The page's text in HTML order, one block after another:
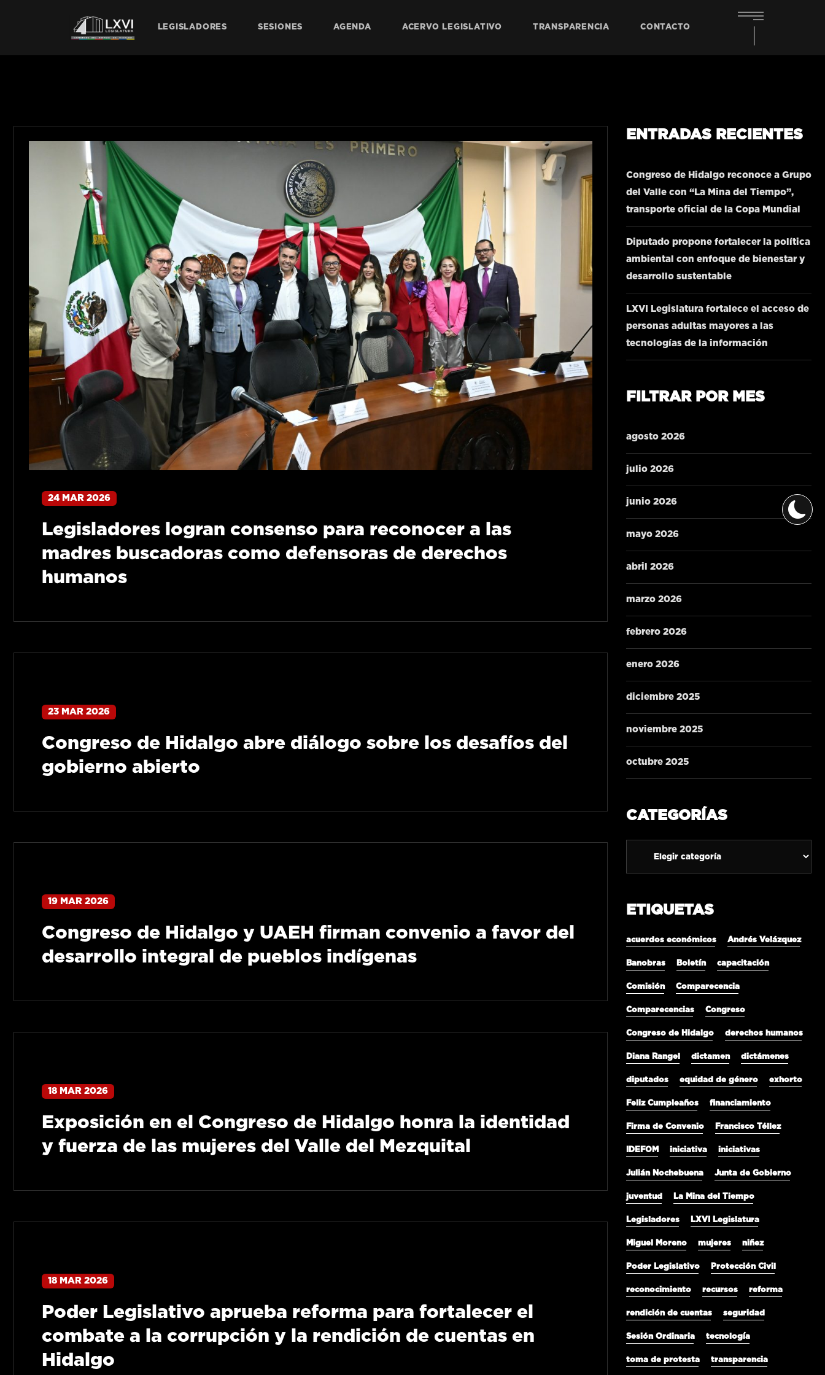
LEGISLADORES SESIONES AGENDA ACERVO LEGISLATIVO TRANSPARENCIA CONTACTO
24 MAR 2026
Legisladores logran consenso para reconocer a las
madres buscadoras como defensoras de derechos
humanos
23 MAR 2026
Congreso de Hidalgo abre diálogo sobre los desafíos del
gobierno abierto
19 MAR 2026
Congreso de Hidalgo y UAEH firman convenio a favor del
desarrollo integral de pueblos indígenas
18 MAR 2026
Exposición en el Congreso de Hidalgo honra la identidad
y fuerza de las mujeres del Valle del Mezquital
18 MAR 2026
Poder Legislativo aprueba reforma para fortalecer el
combate a la corrupción y la rendición de cuentas en
Hidalgo
ENTRADAS RECIENTES
Congreso de Hidalgo reconoce a Grupo
del Valle con “La Mina del Tiempo”,
transporte oficial de la Copa Mundial
Diputado propone fortalecer la política
ambiental con enfoque de bienestar y
desarrollo sustentable
LXVI Legislatura fortalece el acceso de
personas adultas mayores a las
tecnologías de la información
FILTRAR POR MES
agosto 2026
julio 2026
junio 2026
mayo 2026
abril 2026
marzo 2026
febrero 2026
enero 2026
diciembre 2025
noviembre 2025
octubre 2025
CATEGORÍAS
ETIQUETAS
acuerdos económicos Andrés Velázquez
Banobras Boletín capacitación
Comisión Comparecencia
Comparecencias Congreso
Congreso de Hidalgo derechos humanos
Diana Rangel dictamen dictámenes
diputados equidad de género exhorto
Feliz Cumpleaños financiamiento
Firma de Convenio Francisco Téllez
IDEFOM iniciativa iniciativas
Julián Nochebuena Junta de Gobierno
juventud La Mina del Tiempo
Legisladores LXVI Legislatura
Miguel Moreno mujeres niñez
Poder Legislativo Protección Civil
reconocimiento recursos reforma
rendición de cuentas seguridad
Sesión Ordinaria tecnología
toma de protesta transparencia